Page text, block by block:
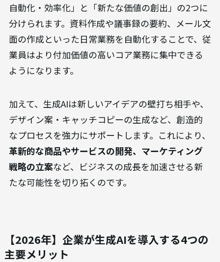
自動化・効率化」と「新たな価値の創出」の2つに
分けられます。資料作成や議事録の要約、メール文
面の作成といった日常業務を自動化することで、従
業員はより付加価値の高いコア業務に集中できる
ようになります。
加えて、生成AIは新しいアイデアの壁打ち相手や、
デザイン案・キャッチコピーの生成など、創造的
なプロセスを強力にサポートします。これにより、
革新的な商品やサービスの開発、マーケティング
戦略の立案など、ビジネスの成長を加速させる新
たな可能性を切り拓くのです。
【2026年】企業が生成AIを導入する4つの
主要メリット